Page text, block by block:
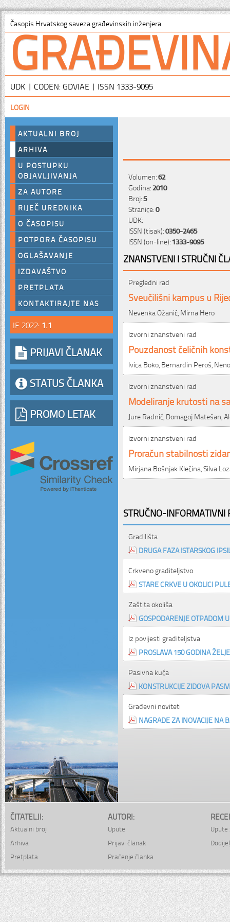
Časopis Hrvatskog saveza građevinskih inženjera
UDK | CODEN: GDVIAE | ISSN 1333-9095
LOGIN
AKTUALNI BROJ
ARHIVA
U POSTUPKU
OBJAVLJIVANJA
ZA AUTORE
RIJEČ UREDNIKA
O ČASOPISU
POTPORA ČASOPISU
OGLAŠAVANJE
IZDAVAŠTVO
PRETPLATA
KONTAKTIRAJTE NAS
IF 2022: 1.1
PRIJAVI ČLANAK
STATUS ČLANKA
PROMO LETAK
Volumen:62
Godina:2010
Broj:5
Stranice:0
UDK:
ISSN (tisak):0350-2465
ISSN (on-line):1333-9095
ZNANSTVENI I STRUČNI
Pregledni rad
Sveučilišni kampus u
Nevenka Ožanić, Mirna Hero
Izvorni znanstveni rad
Pouzdanost čeličnih
Ivica Boko, Bernardin Peroš,
Izvorni znanstveni rad
Modeliranje krutosti na
Jure Radnić, Domagoj Matešan,
Izvorni znanstveni rad
Proračun stabilnosti
Mirjana Bošnjak Klečina, Silva
STRUČNO-INFORMATIVNI
Gradilišta
DRUGA FAZA ISTARSKOG
Crkveno graditeljstvo
STARE CRKVE U OKOLICI
Zaštita okoliša
GOSPODARENJE OTPADOM
Iz povijesti graditeljstva
PROSLAVA 150 GODINA
Pasivna kuća
KONSTRUKCIJE ZIDOVA
Građevni noviteti
NAGRADE ZA INOVACIJE NA
ČITATELJI:
Aktualni broj
Arhiva
Pretplata
AUTORI:
Upute
Prijavi članak
Praćenje članka
Upute